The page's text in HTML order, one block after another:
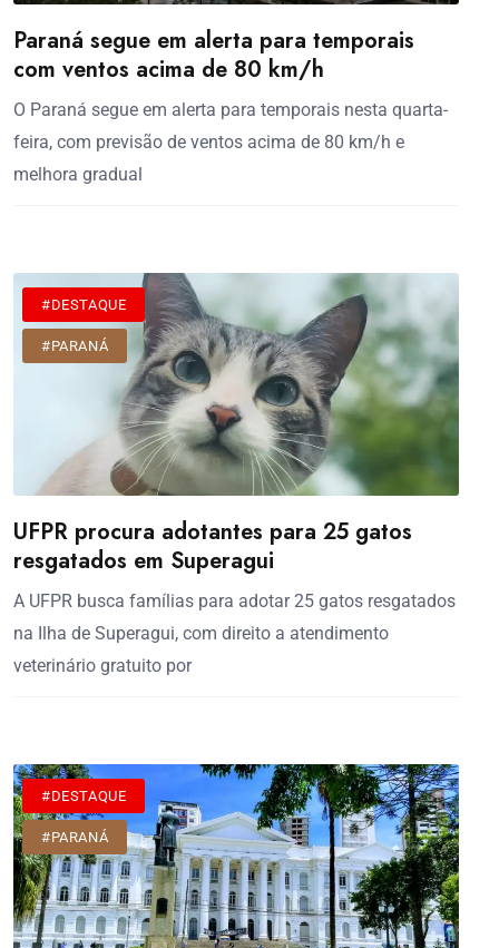
Paraná segue em alerta para temporais
com ventos acima de 80 km/h
O Paraná segue em alerta para temporais nesta quarta-
feira, com previsão de ventos acima de 80 km/h e
melhora gradual
#DESTAQUE
#PARANÁ
UFPR procura adotantes para 25 gatos
resgatados em Superagui
A UFPR busca famílias para adotar 25 gatos resgatados
na Ilha de Superagui, com direito a atendimento
veterinário gratuito por
#DESTAQUE
#PARANÁ